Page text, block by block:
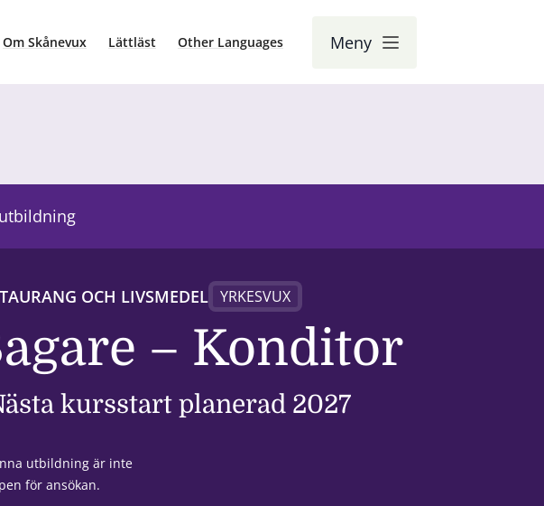
Om Skånevux Lättläst Other Languages Meny
OCH LIVSMEDEL YRKESVUX
– Konditor
kursstart planerad 2027
utbildning är inte
för ansökan.